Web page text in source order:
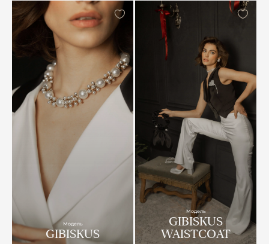
Модель
GIBISKUS
Модель
GIBISKUS
WAISTCOAT